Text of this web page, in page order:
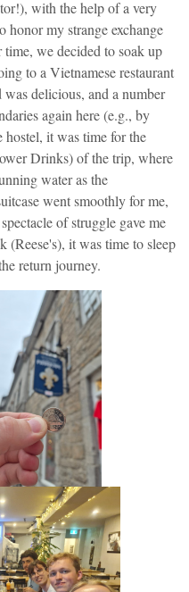
with the help of a very
my strange exchange
we decided to soak up
to a Vietnamese restaurant
delicious, and a number
again here (e.g., by
it was time for the
Drinks) of the trip, where
water as the
went smoothly for me,
of struggle gave me
(Reese's), it was time to sleep
return journey.